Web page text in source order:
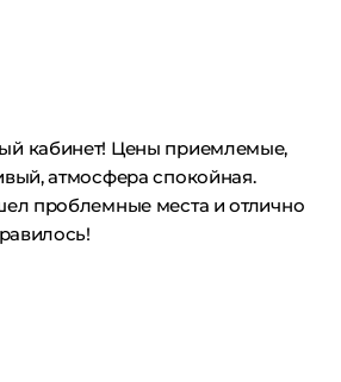
кабинет! Цены приемлемые,
атмосфера спокойная.
проблемные места и отлично